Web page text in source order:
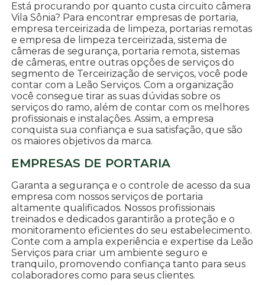
Está procurando por quanto custa circuito câmera
Vila Sônia? Para encontrar empresas de portaria,
empresa terceirizada de limpeza, portarias remotas
e empresa de limpeza terceirizada, sistema de
câmeras de segurança, portaria remota, sistemas
de câmeras, entre outras opções de serviços do
segmento de Terceirização de serviços, você pode
contar com a Leão Serviços. Com a organização
você consegue tirar as suas dúvidas sobre os
serviços do ramo, além de contar com os melhores
profissionais e instalações. Assim, a empresa
conquista sua confiança e sua satisfação, que são
os maiores objetivos da marca.
EMPRESAS DE PORTARIA
Garanta a segurança e o controle de acesso da sua
empresa com nossos serviços de portaria
altamente qualificados. Nossos profissionais
treinados e dedicados garantirão a proteção e o
monitoramento eficientes do seu estabelecimento.
Conte com a ampla experiência e expertise da Leão
Serviços para criar um ambiente seguro e
tranquilo, promovendo confiança tanto para seus
colaboradores como para seus clientes.